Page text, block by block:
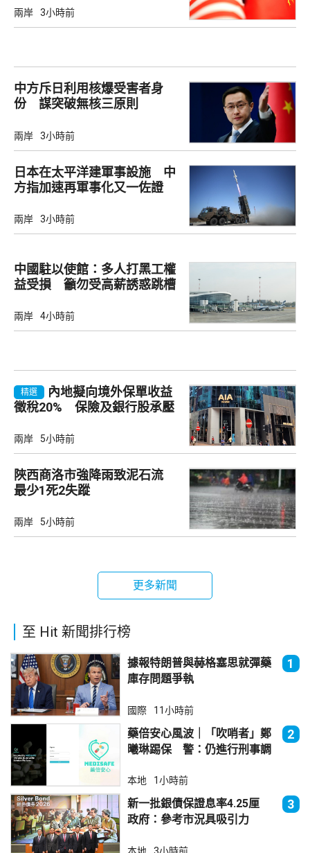
兩岸 3小時前
中方斥日利用核爆受害者身
份 謀突破無核三原則
兩岸 3小時前
日本在太平洋建軍事設施 中
方指加速再軍事化又一佐證
兩岸 3小時前
中國駐以使館：多人打黑工權
益受損 籲勿受高薪誘惑跳槽
兩岸 4小時前
精選
內地擬向境外保單收益
徵稅20% 保險及銀行股承壓
兩岸 5小時前
陜西商洛市強降雨致泥石流
最少1死2失蹤
兩岸 5小時前
更多新聞
至 Hit 新聞排行榜
據報特朗普與赫格塞思就彈藥
庫存問題爭執
1
國際 11小時前
藥倍安心風波｜「吹哨者」鄭
曦琳踢保 警：仍進行刑事調
2
本地 1小時前
新一批銀債保證息率4.25厘
政府：參考市況具吸引力
3
本地 3小時前